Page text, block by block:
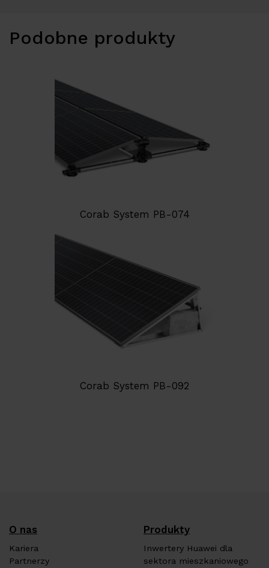
Podobne produkty
Corab System PB-074
Corab System PB-092
O nas
Kariera
Partnerzy
Produkty
Inwertery Huawei dla
sektora mieszkaniowego